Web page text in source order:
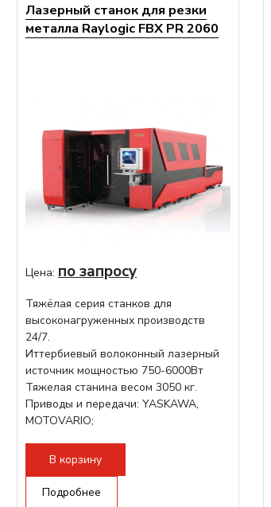
Лазерный станок для резки
металла Raylogic FBX PR 2060
Цена: по запросу
Тяжёлая серия станков для
высоконагруженных производств
24/7.
Иттербиевый волоконный лазерный
источник мощностью 750-6000Вт
Тяжелая станина весом 3050 кг.
Приводы и передачи: YASKAWA,
MOTOVARIO;
В корзину
Подробнее